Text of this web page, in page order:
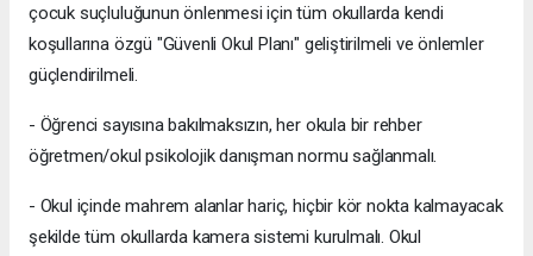
çocuk suçluluğunun önlenmesi için tüm okullarda kendi
koşullarına özgü "Güvenli Okul Planı" geliştirilmeli ve önlemler
güçlendirilmeli.
- Öğrenci sayısına bakılmaksızın, her okula bir rehber
öğretmen/okul psikolojik danışman normu sağlanmalı.
- Okul içinde mahrem alanlar hariç, hiçbir kör nokta kalmayacak
şekilde tüm okullarda kamera sistemi kurulmalı. Okul